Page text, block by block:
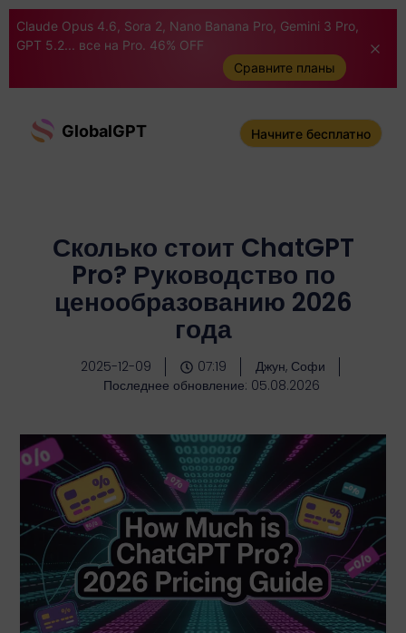
Claude Opus 4.6, Sora 2, Nano Banana Pro, Gemini 3 Pro,
GPT 5.2... все на Pro. 46% OFF
Сравните планы
GlobalGPT Начните бесплатно
Сколько стоит ChatGPT
Pro? Руководство по
ценообразованию 2026
года
2025-12-09 07:19
Джун, Софи
Последнее обновление: 05.08.2026